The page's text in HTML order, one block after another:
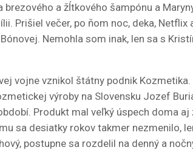
a žĺtkového šampónu a
Prišiel večer, po ňom noc, deka,
Nemohla som inak, len sa s
vojne vznikol štátny podnik
výroby na Slovensku Jozef
Produkt mal veľký úspech doma
sa desiatky rokov takmer nezmenilo,
postupne sa rozdelil na denný a